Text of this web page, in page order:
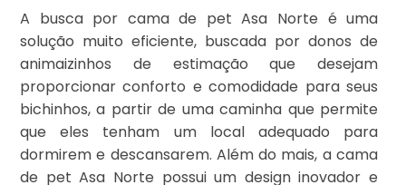
A busca por cama de pet Asa Norte é uma
solução muito eficiente, buscada por donos de
animaizinhos de estimação que desejam
proporcionar conforto e comodidade para seus
bichinhos, a partir de uma caminha que permite
que eles tenham um local adequado para
dormirem e descansarem. Além do mais, a cama
de pet Asa Norte possui um design inovador e